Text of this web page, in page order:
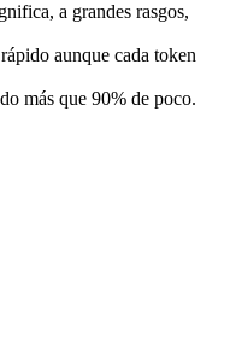
a grandes rasgos,
aunque cada token
más que 90% de poco.